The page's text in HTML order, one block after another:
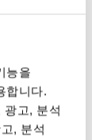
능을
합니다.
광고, 분석
, 분석